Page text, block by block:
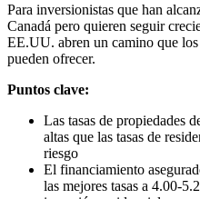
Para inversionistas que han
Canadá pero quieren seguir
EE.UU. abren un camino que los
pueden ofrecer.
Puntos clave:
Las tasas de propiedades
altas que las tasas de
riesgo
El financiamiento
las mejores tasas a 4.00-